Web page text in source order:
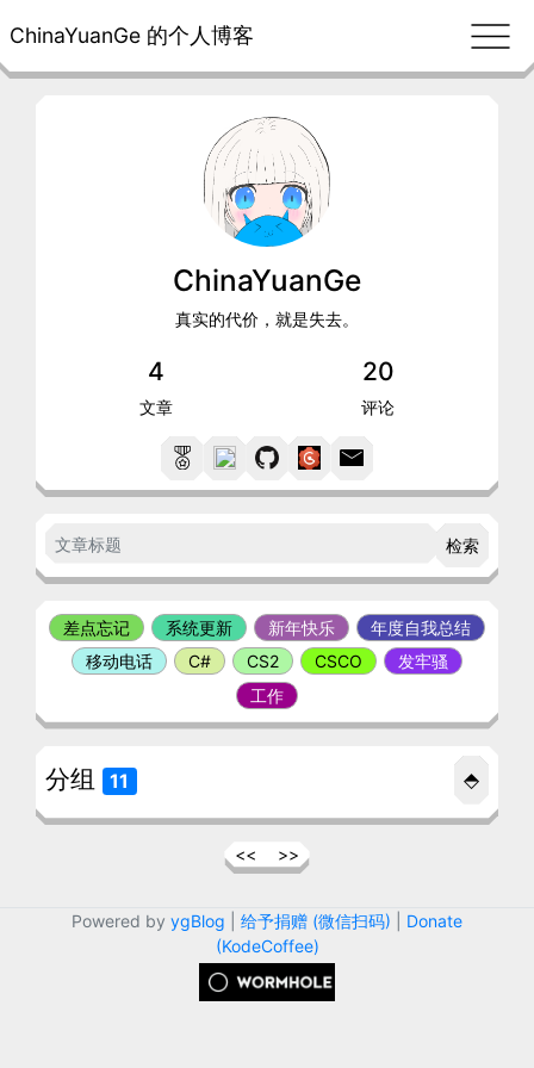
ChinaYuanGe 的个人博客
<< >>
ChinaYuanGe
真实的代价，就是失去。
4
文章
20
评论
检索
差点忘记 系统更新 新年快乐
年度自我总结
移动电话
C# CS2 CSCO
发牢骚
工作
分组 11 ⬘
Powered by ygBlog 给予捐赠 (微信扫码)
Donate
(KodeCoffee)